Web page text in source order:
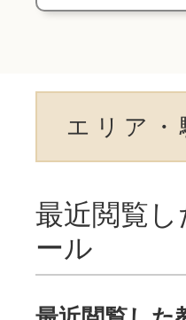
エリア
最近閲覧
ール